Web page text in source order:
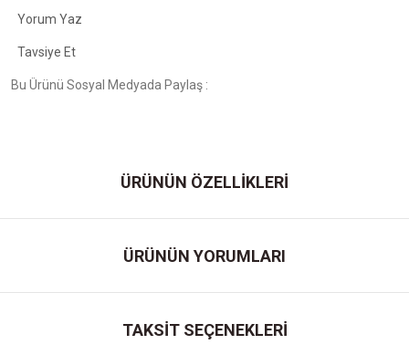
Yorum Yaz
Tavsiye Et
Bu Ürünü Sosyal Medyada Paylaş :
ÜRÜNÜN ÖZELLİKLERİ
ÜRÜNÜN YORUMLARI
TAKSİT SEÇENEKLERİ